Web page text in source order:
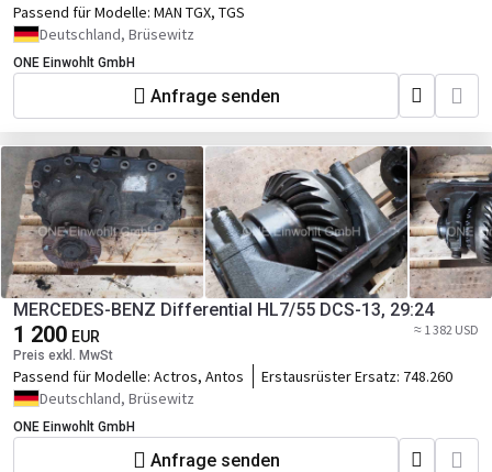
Passend für Modelle: MAN TGX, TGS
Deutschland, Brüsewitz
ONE Einwohlt GmbH
Anfrage senden
MERCEDES-BENZ Differential HL7/55 DCS-13, 29:24
1 200 EUR
Preis exkl. MwSt
≈ 1 382 USD
Passend für Modelle: Actros, Antos Erstausrüster Ersatz: 748.260
Deutschland, Brüsewitz
ONE Einwohlt GmbH
Anfrage senden